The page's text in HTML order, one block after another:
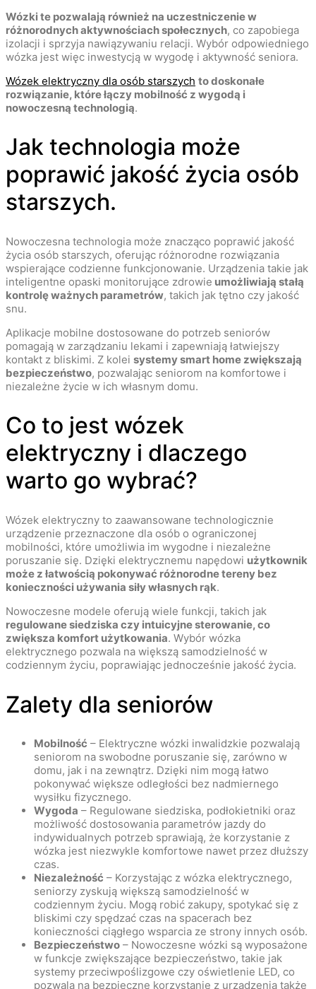
Wózki te pozwalają również na uczestniczenie w
różnorodnych aktywnościach społecznych, co zapobiega
izolacji i sprzyja nawiązywaniu relacji. Wybór odpowiedniego
wózka jest więc inwestycją w wygodę i aktywność seniora.
Wózek elektryczny dla osób starszych to doskonałe
rozwiązanie, które łączy mobilność z wygodą i
nowoczesną technologią.
Jak technologia może
poprawić jakość życia osób
starszych.
Nowoczesna technologia może znacząco poprawić jakość
życia osób starszych, oferując różnorodne rozwiązania
wspierające codzienne funkcjonowanie. Urządzenia takie jak
inteligentne opaski monitorujące zdrowie umożliwiają stałą
kontrolę ważnych parametrów, takich jak tętno czy jakość
snu.
Aplikacje mobilne dostosowane do potrzeb seniorów
pomagają w zarządzaniu lekami i zapewniają łatwiejszy
kontakt z bliskimi. Z kolei systemy smart home zwiększają
bezpieczeństwo, pozwalając seniorom na komfortowe i
niezależne życie w ich własnym domu.
Co to jest wózek
elektryczny i dlaczego
warto go wybrać?
Wózek elektryczny to zaawansowane technologicznie
urządzenie przeznaczone dla osób o ograniczonej
mobilności, które umożliwia im wygodne i niezależne
poruszanie się. Dzięki elektrycznemu napędowi użytkownik
może z łatwością pokonywać różnorodne tereny bez
konieczności używania siły własnych rąk.
Nowoczesne modele oferują wiele funkcji, takich jak
regulowane siedziska czy intuicyjne sterowanie, co
zwiększa komfort użytkowania. Wybór wózka
elektrycznego pozwala na większą samodzielność w
codziennym życiu, poprawiając jednocześnie jakość życia.
Zalety dla seniorów
Mobilność – Elektryczne wózki inwalidzkie pozwalają
seniorom na swobodne poruszanie się, zarówno w
domu, jak i na zewnątrz. Dzięki nim mogą łatwo
pokonywać większe odległości bez nadmiernego
wysiłku fizycznego.
Wygoda – Regulowane siedziska, podłokietniki oraz
możliwość dostosowania parametrów jazdy do
indywidualnych potrzeb sprawiają, że korzystanie z
wózka jest niezwykle komfortowe nawet przez dłuższy
czas.
Niezależność – Korzystając z wózka elektrycznego,
seniorzy zyskują większą samodzielność w
codziennym życiu. Mogą robić zakupy, spotykać się z
bliskimi czy spędzać czas na spacerach bez
konieczności ciągłego wsparcia ze strony innych osób.
Bezpieczeństwo – Nowoczesne wózki są wyposażone
w funkcje zwiększające bezpieczeństwo, takie jak
systemy przeciwpoślizgowe czy oświetlenie LED, co
pozwala na bezpieczne korzystanie z urządzenia także